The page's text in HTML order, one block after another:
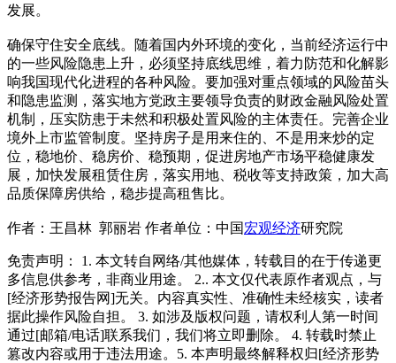
发展。
确保守住安全底线。随着国内外环境的变化，当前经济运行中
的一些风险隐患上升，必须坚持底线思维，着力防范和化解影
响我国现代化进程的各种风险。要加强对重点领域的风险苗头
和隐患监测，落实地方党政主要领导负责的财政金融风险处置
机制，压实防患于未然和积极处置风险的主体责任。完善企业
境外上市监管制度。坚持房子是用来住的、不是用来炒的定
位，稳地价、稳房价、稳预期，促进房地产市场平稳健康发
展，加快发展租赁住房，落实用地、税收等支持政策，加大高
品质保障房供给，稳步提高租售比。
作者：王昌林 郭丽岩 作者单位：中国宏观经济研究院
免责声明： 1. 本文转自网络/其他媒体，转载目的在于传递更
多信息供参考，非商业用途。 2.. 本文仅代表原作者观点，与
[经济形势报告网]无关。内容真实性、准确性未经核实，读者
据此操作风险自担。 3. 如涉及版权问题，请权利人第一时间
通过[邮箱/电话]联系我们，我们将立即删除。 4. 转载时禁止
篡改内容或用于违法用途。5. 本声明最终解释权归[经济形势